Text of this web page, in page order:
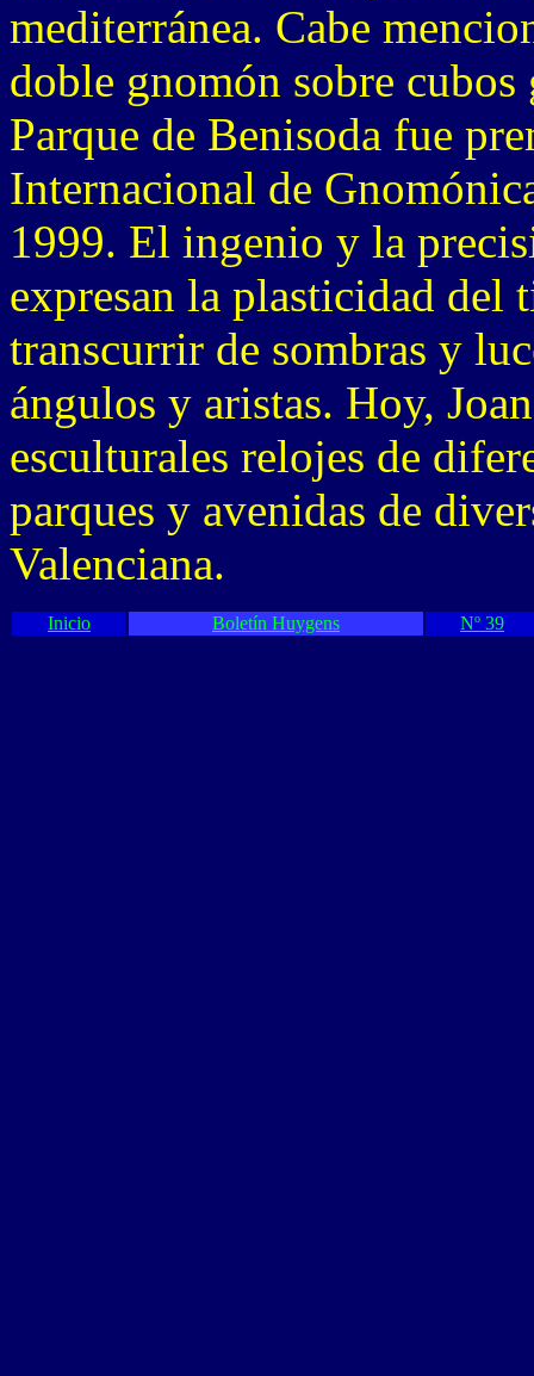
mediterránea. Cabe
doble gnomón sobre
Parque de Benisoda fue
Internacional de
1999. El ingenio y la
expresan la plasticidad del
transcurrir de sombras y
ángulos y aristas. Hoy,
esculturales relojes de
parques y avenidas de
Valenciana.
Inicio Boletín Huygens Nº 39